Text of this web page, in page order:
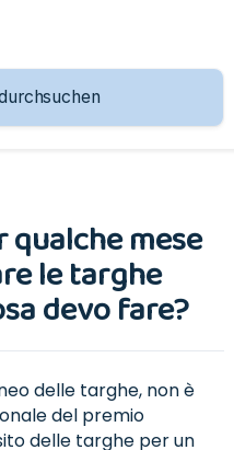
qualche mese
le targhe
devo fare?
delle targhe, non è
del premio
delle targhe per un